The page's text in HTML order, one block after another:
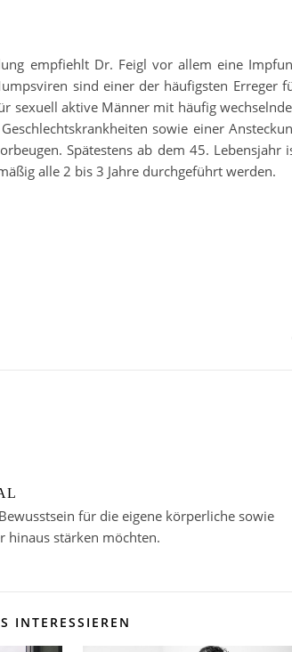
empfiehlt Dr. Feigl vor allem eine
sind einer der häufigsten Erreger
sexuell aktive Männer mit häufig
sowie einer
Spätestens ab dem 45. Lebensjahr
alle 2 bis 3 Jahre durchgeführt werden.
für die eigene körperliche sowie
hinaus stärken möchten.
INTERESSIEREN